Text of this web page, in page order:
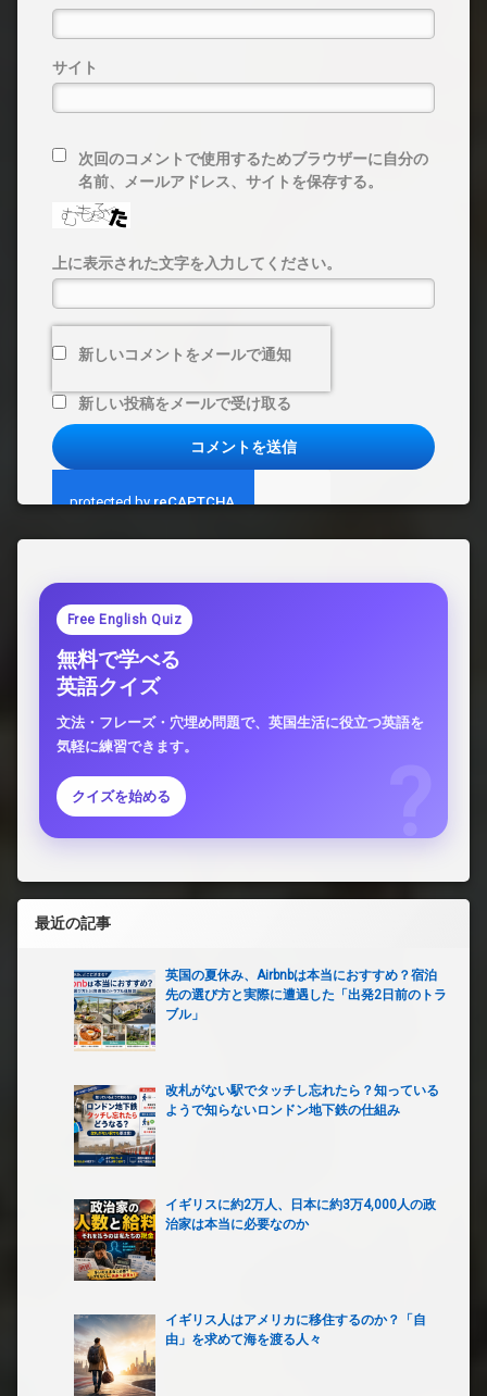
サイト
次回のコメントで使用するためブラウザーに自分の
名前、メールアドレス、サイトを保存する。
上に表示された文字を入力してください。
新しいコメントをメールで通知
新しい投稿をメールで受け取る
Free English Quiz
無料で学べる
英語クイズ
文法・フレーズ・穴埋め問題で、英国生活に役立つ英語を
気軽に練習できます。
クイズを始める
最近の記事
英国の夏休み、Airbnbは本当におすすめ？宿泊
先の選び方と実際に遭遇した「出発2日前のトラ
ブル」
改札がない駅でタッチし忘れたら？知っている
ようで知らないロンドン地下鉄の仕組み
イギリスに約2万人、日本に約3万4,000人の政
治家は本当に必要なのか
イギリス人はアメリカに移住するのか？「自
由」を求めて海を渡る人々